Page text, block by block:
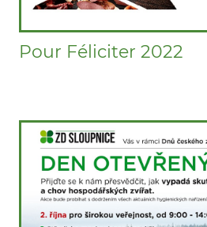
Pour Féliciter 2022